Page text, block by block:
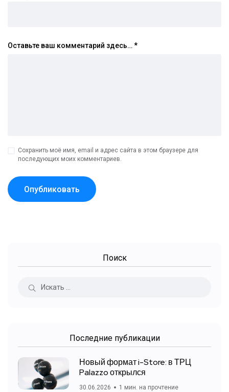
Оставьте ваш комментарий здесь…*
Сохранить моё имя, email и адрес сайта в этом браузере для
последующих моих комментариев.
Поиск
Последние публикации
Новый формат i-Store: в ТРЦ
Palazzo открылся
30.06.2026 1 мин. на прочтение